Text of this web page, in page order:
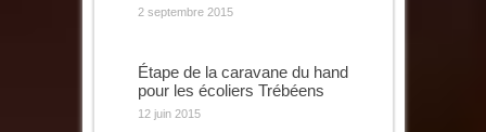
2 septembre 2015
Étape de la caravane du hand
pour les écoliers Trébéens
12 juin 2015